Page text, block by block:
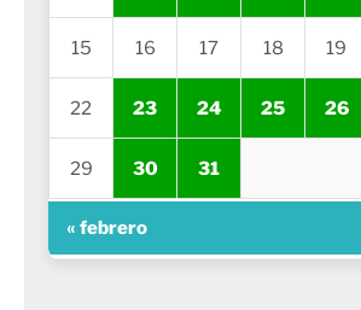
15 16 17 18 19
22 23 24 25 26
29 30 31
« febrero